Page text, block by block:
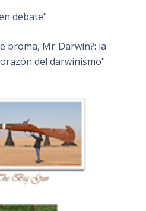
debate"
broma, Mr Darwin?: la
del darwinismo"